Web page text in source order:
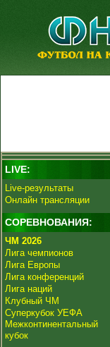
LIVE:
Live-результаты
Онлайн трансляции
СОРЕВНОВАНИЯ:
ЧМ 2026
Лига чемпионов
Лига Европы
Лига конференций
Лига наций
Клубный ЧМ
Суперкубок УЕФА
Межконтинентальный
кубок